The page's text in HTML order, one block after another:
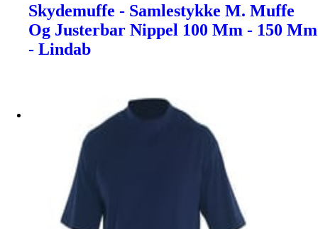
Skydemuffe - Samlestykke M. Muffe
Og Justerbar Nippel 100 Mm - 150 Mm
- Lindab